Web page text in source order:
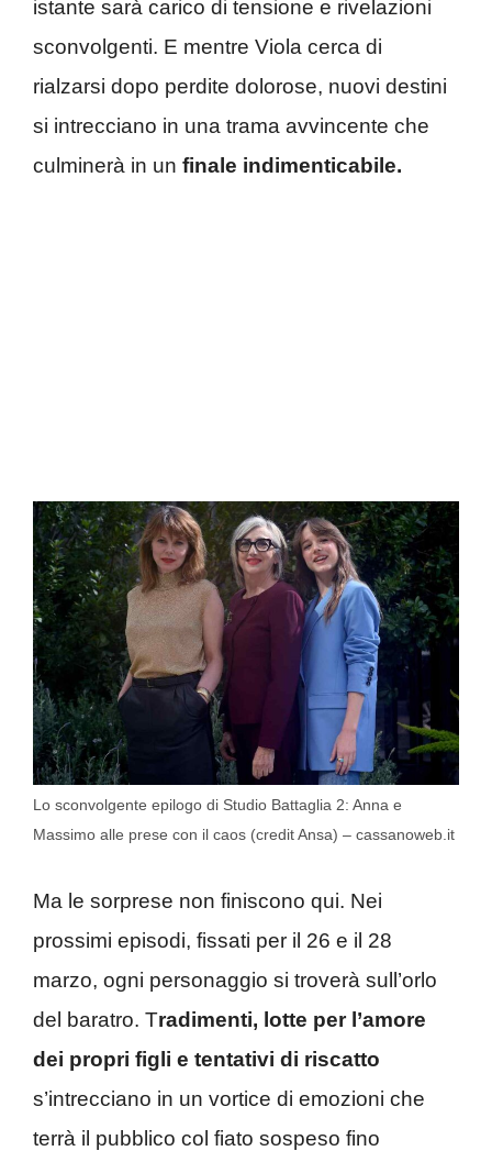
istante sarà carico di tensione e rivelazioni
sconvolgenti. E mentre Viola cerca di
rialzarsi dopo perdite dolorose, nuovi destini
si intrecciano in una trama avvincente che
culminerà in un finale indimenticabile.
Lo sconvolgente epilogo di Studio Battaglia 2: Anna e
Massimo alle prese con il caos (credit Ansa) – cassanoweb.it
Ma le sorprese non finiscono qui. Nei
prossimi episodi, fissati per il 26 e il 28
marzo, ogni personaggio si troverà sull’orlo
del baratro. Tradimenti, lotte per l’amore
dei propri figli e tentativi di riscatto
s’intrecciano in un vortice di emozioni che
terrà il pubblico col fiato sospeso fino